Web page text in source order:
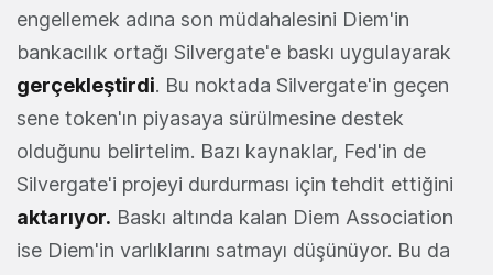
engellemek adına son müdahalesini Diem'in
bankacılık ortağı Silvergate'e baskı uygulayarak
gerçekleştirdi. Bu noktada Silvergate'in geçen
sene token'ın piyasaya sürülmesine destek
olduğunu belirtelim. Bazı kaynaklar, Fed'in de
Silvergate'i projeyi durdurması için tehdit ettiğini
aktarıyor. Baskı altında kalan Diem Association
ise Diem'in varlıklarını satmayı düşünüyor. Bu da